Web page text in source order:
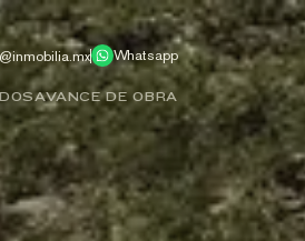
Whatsapp
AVANCE DE OBRA